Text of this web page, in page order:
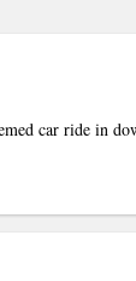
car ride in